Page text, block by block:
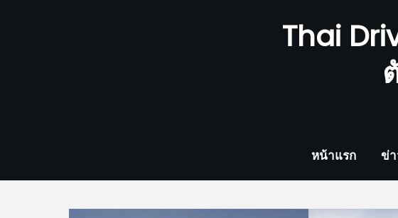
Thai
หน้าแรก ข่